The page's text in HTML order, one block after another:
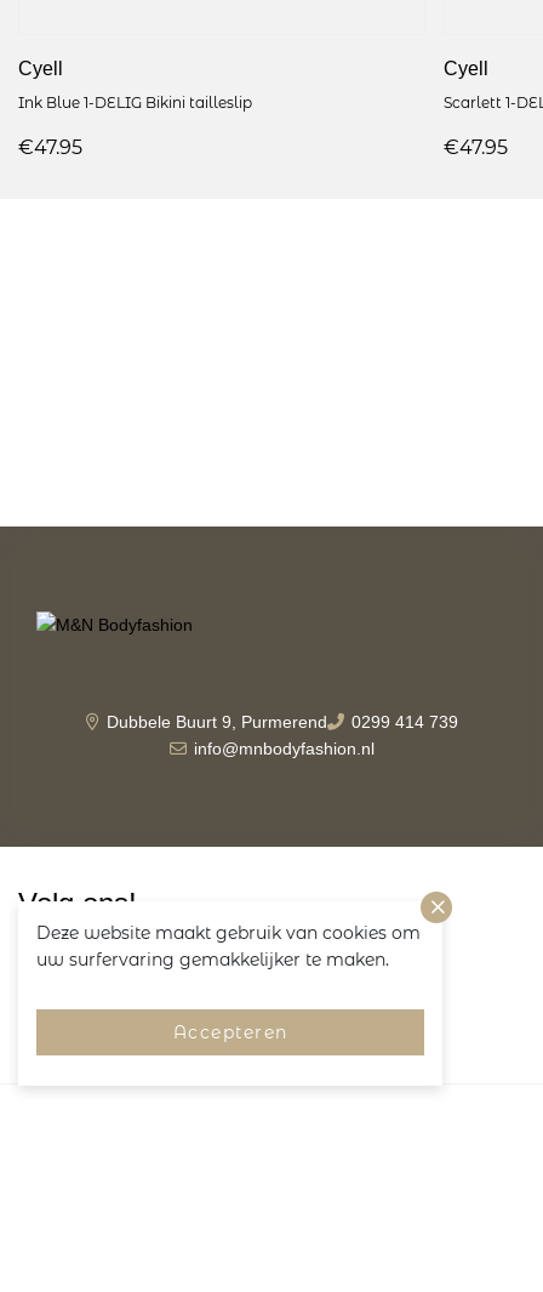
Deze website maakt gebruik van cookies om
uw surfervaring gemakkelijker te maken.
Accepteren
Cyell
Ink Blue 1-DELIG Bikini tailleslip
€47.95
Cyell
Scarlett 1-
€47.95
Dubbele Buurt 9, Purmerend
0299 414 739
info@mnbodyfashion.nl
Volg ons!